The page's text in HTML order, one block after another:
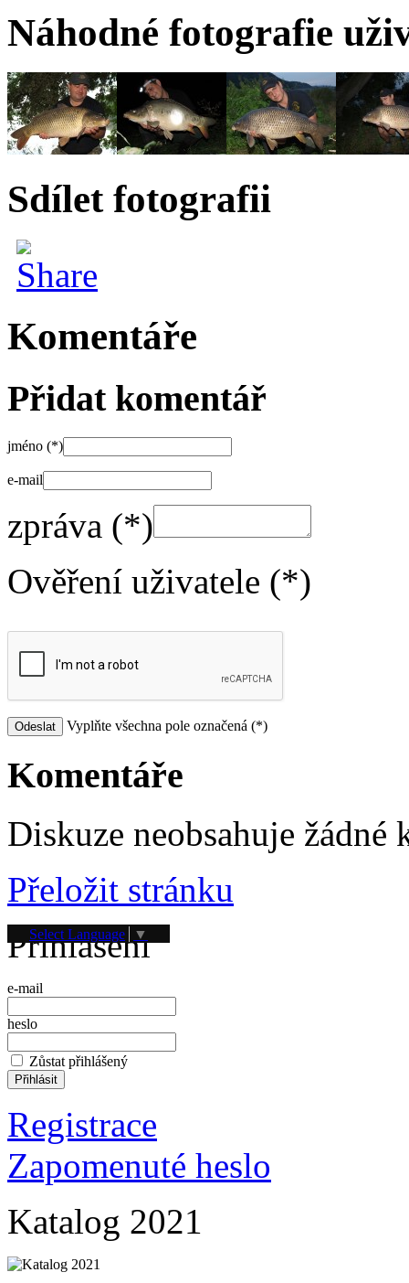
Náhodné fotografie
Sdílet fotografii
Komentáře
Přidat komentář
jméno (*)
e-mail
zpráva (*)
Ověření uživatele (*)
Vyplňte všechna pole označená (*)
Komentáře
Diskuze neobsahuje žádné
Přeložit stránku
Select Language ▼
Přihlášení
e-mail
heslo
Zůstat přihlášený
Registrace
Zapomenuté heslo
Katalog 2021